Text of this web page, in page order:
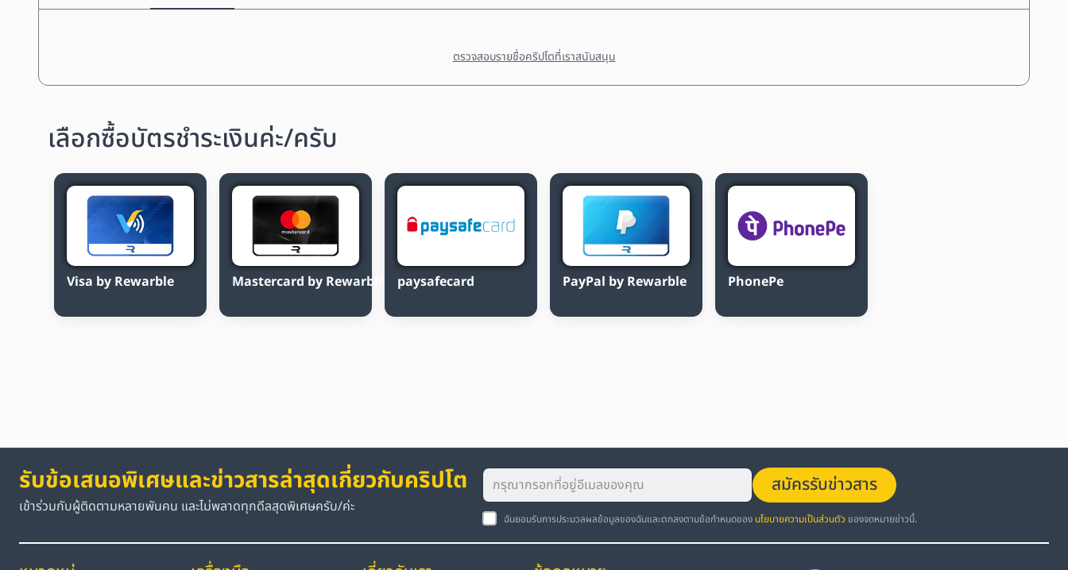
ตรวจสอบรายชื่อคริปโตที่เราสนับสนุน
เลือกซื้อบัตรชำระเงินค่ะ/ครับ
Visa by Rewarble Mastercard by Rewarble paysafecard PayPal by Rewarble PhonePe
รับข้อเสนอพิเศษและข่าวสารล่าสุดเกี่ยวกับคริปโต
เข้าร่วมกับผู้ติดตามหลายพันคน และไม่พลาดทุกดีลสุดพิเศษครับ/ค่ะ
สมัครรับข่าวสาร
ฉันยอมรับการประมวลผลข้อมูลของฉันและตกลงตามข้อกำหนดของ นโยบายความเป็นส่วนตัว ของจดหมายข่าวนี้.